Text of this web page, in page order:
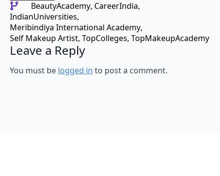
BeautyAcademy CareerIndia
IndianUniversities
Meribindiya International Academy
Self Makeup Artist TopColleges TopMakeupAcademy
Leave a Reply
You must be logged in to post a comment.